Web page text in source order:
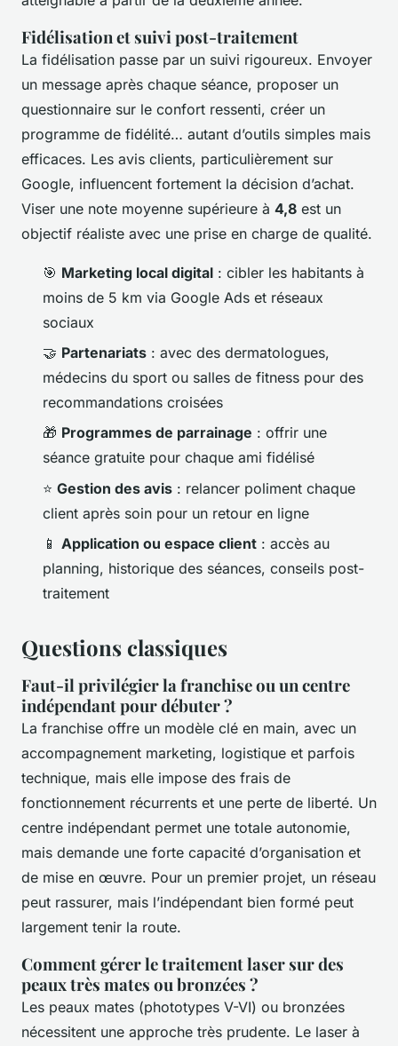
Fidélisation et suivi post-traitement
La fidélisation passe par un suivi rigoureux. Envoyer
un message après chaque séance, proposer un
questionnaire sur le confort ressenti, créer un
programme de fidélité… autant d’outils simples mais
efficaces. Les avis clients, particulièrement sur
Google, influencent fortement la décision d’achat.
Viser une note moyenne supérieure à 4,8 est un
objectif réaliste avec une prise en charge de qualité.
🎯 Marketing local digital : cibler les habitants à
moins de 5 km via Google Ads et réseaux
sociaux
🤝 Partenariats : avec des dermatologues,
médecins du sport ou salles de fitness pour des
recommandations croisées
🎁 Programmes de parrainage : offrir une
séance gratuite pour chaque ami fidélisé
⭐ Gestion des avis : relancer poliment chaque
client après soin pour un retour en ligne
📱 Application ou espace client : accès au
planning, historique des séances, conseils post-
traitement
Questions classiques
Faut-il privilégier la franchise ou un centre
indépendant pour débuter ?
La franchise offre un modèle clé en main, avec un
accompagnement marketing, logistique et parfois
technique, mais elle impose des frais de
fonctionnement récurrents et une perte de liberté. Un
centre indépendant permet une totale autonomie,
mais demande une forte capacité d’organisation et
de mise en œuvre. Pour un premier projet, un réseau
peut rassurer, mais l’indépendant bien formé peut
largement tenir la route.
Comment gérer le traitement laser sur des
peaux très mates ou bronzées ?
Les peaux mates (phototypes V-VI) ou bronzées
nécessitent une approche très prudente. Le laser à